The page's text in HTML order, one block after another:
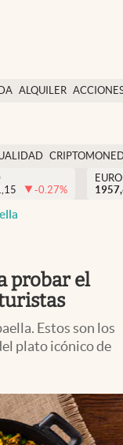
ALQUILER
-0.27%
probar el
Estos son los
plato icónico de